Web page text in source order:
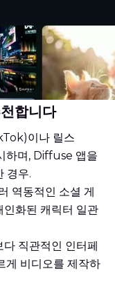
합니다
이나 릴스
하며, Diffuse 앱을
경우.
역동적인 소셜 게
화된 캐릭터 일관
직관적인 인터페
게 비디오를 제작하